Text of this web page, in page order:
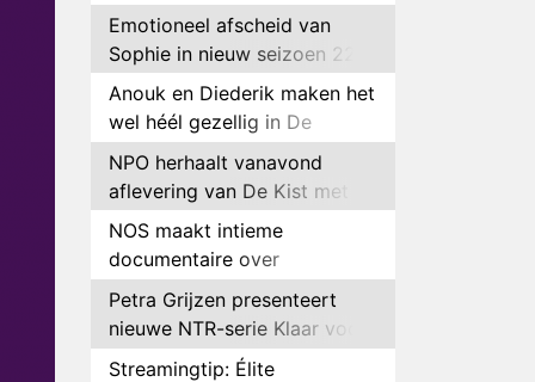
van Anouk en Diederik
Emotioneel afscheid van
Sophie in nieuw seizoen 22
Kids and Counting
Anouk en Diederik maken het
wel héél gezellig in De
Bondgenoten
NPO herhaalt vanavond
aflevering van De Kist met
Peter Faber
NOS maakt intieme
documentaire over
hockeyster Yibbi Jansen
Petra Grijzen presenteert
nieuwe NTR-serie Klaar voor
de oorlog
Streamingtip: Élite